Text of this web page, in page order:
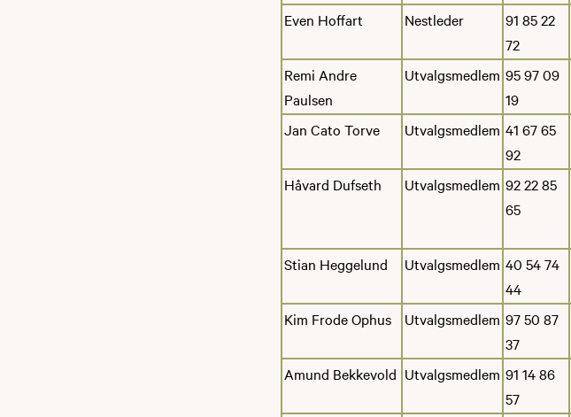
Even Hoffart
Nestleder
91 85 22
72
Remi Andre
Paulsen
Utvalgsmedlem 95 97 09
19
Jan Cato Torve
Utvalgsmedlem 41 67 65
92
Håvard Dufseth
Utvalgsmedlem 92 22 85
65
Stian Heggelund
Utvalgsmedlem 40 54 74
44
Kim Frode Ophus
Utvalgsmedlem 97 50 87
37
Amund Bekkevold Utvalgsmedlem 91 14 86
57